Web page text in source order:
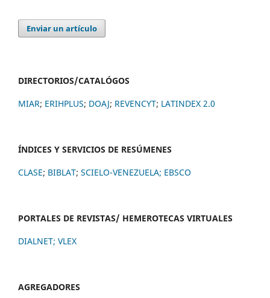
Enviar un artículo
DIRECTORIOS/CATALÓGOS
MIAR; ERIHPLUS; DOAJ; REVENCYT; LATINDEX 2.0
ÍNDICES Y SERVICIOS DE RESÚMENES
CLASE; BIBLAT; SCIELO-VENEZUELA; EBSCO
PORTALES DE REVISTAS/ HEMEROTECAS VIRTUALES
DIALNET; VLEX
AGREGADORES